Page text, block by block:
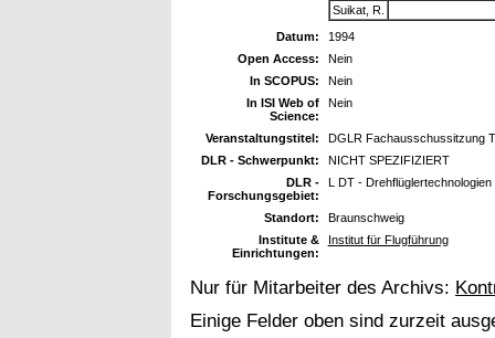
Suikat, R.
Datum:
1994
Open Access:
Nein
In SCOPUS:
Nein
In ISI Web of
Science:
Nein
Veranstaltungstitel:
DGLR Fachausschussitzung
DLR - Schwerpunkt:
NICHT SPEZIFIZIERT
DLR -
Forschungsgebiet:
L DT - Drehflüglertechnologien
Standort:
Braunschweig
Institute &
Einrichtungen:
Institut für Flugführung
Nur für Mitarbeiter des Archivs:
Einige Felder oben sind zurzeit